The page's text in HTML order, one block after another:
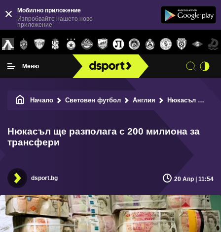
Мобилно приложение
Изпробвайте нашето ново
приложение
Меню
Начало Световен футбол Англия Нюкасъл ще разполага с 200 милиона за трансфери
Нюкасъл ще разполага с 200 милиона за
трансфери
dsport.bg 20 Апр | 11:54